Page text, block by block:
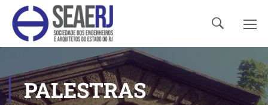
PALESTRAS